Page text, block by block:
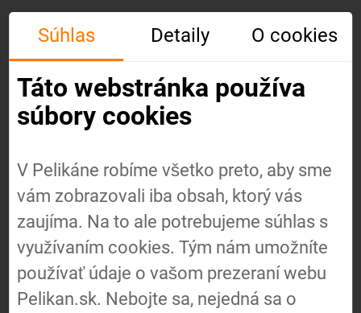
Úvod
O nás
Súhlas Detaily O cookies
Táto webstránka používa
súbory cookies
V Pelikáne robíme všetko preto, aby sme
vám zobrazovali iba obsah, ktorý vás
zaujíma. Na to ale potrebujeme súhlas s
využívaním cookies. Tým nám umožníte
používať údaje o vašom prezeraní webu
Pelikan.sk. Nebojte sa, nejedná sa o